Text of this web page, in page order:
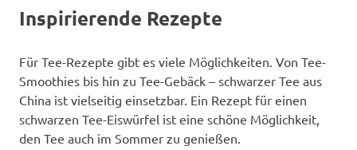
Inspirierende Rezepte
Für Tee-Rezepte gibt es viele Möglichkeiten. Von Tee-
Smoothies bis hin zu Tee-Gebäck – schwarzer Tee aus
China ist vielseitig einsetzbar. Ein Rezept für einen
schwarzen Tee-Eiswürfel ist eine schöne Möglichkeit,
den Tee auch im Sommer zu genießen.